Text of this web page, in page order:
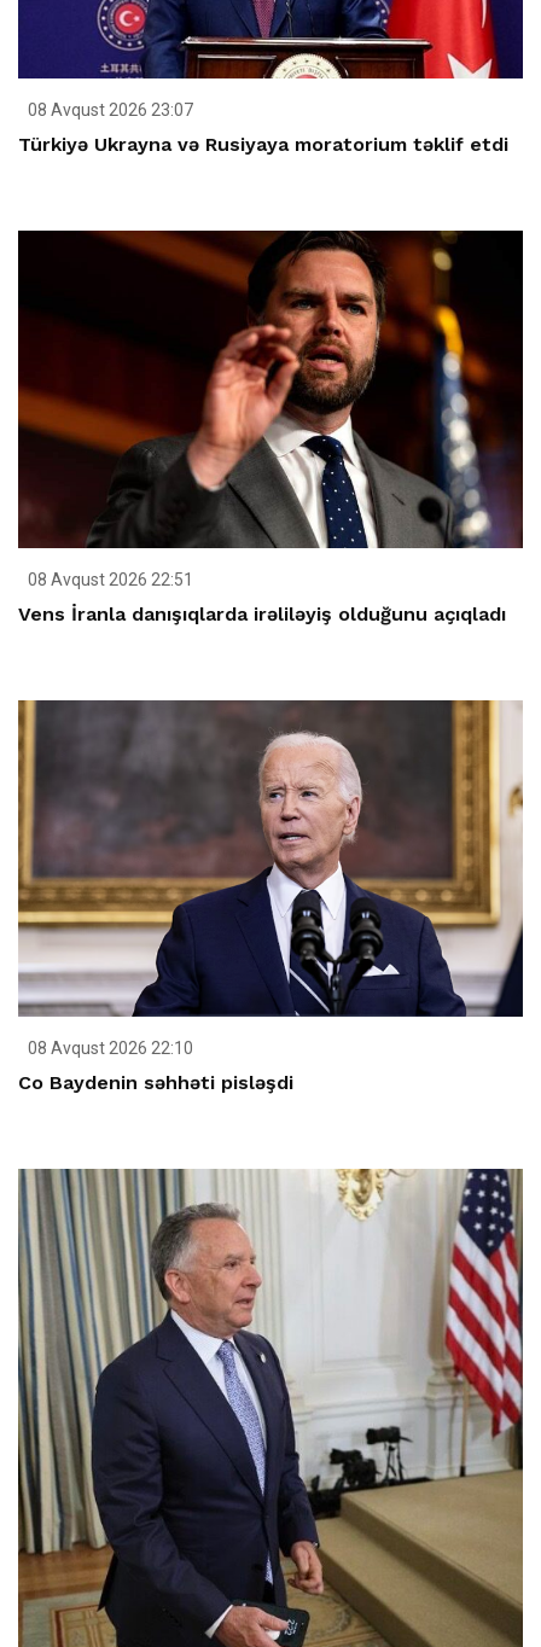
08 Avqust 2026 23:07
Türkiyə Ukrayna və Rusiyaya moratorium təklif etdi
08 Avqust 2026 22:51
Vens İranla danışıqlarda irəliləyiş olduğunu açıqladı
08 Avqust 2026 22:10
Co Baydenin səhhəti pisləşdi